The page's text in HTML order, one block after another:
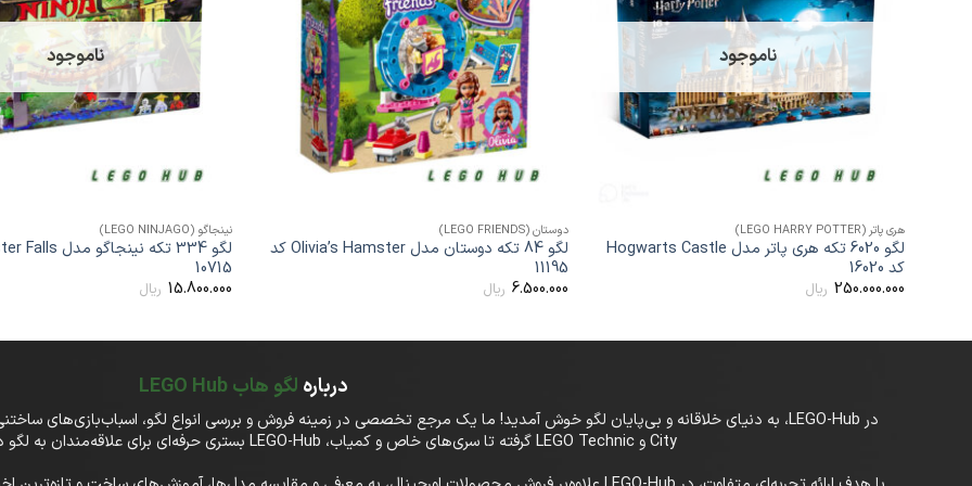
ناموجود
هری پاتر (LEGO HARRY POTTER)
لگو 6020 تکه هری پاتر مدل Hogwarts Castle
کد 16020
250.000.000 ریال
دوستان (LEGO FRIENDS)
لگو 84 تکه دوستان مدل Olivia’s Hamster کد
11195
6.500.000 ریال
ناموجود
نینجاگو (LEGO NINJAGO)
10715
15.800.000 ریال
درباره لگو هاب LEGO Hub
City و LEGO Technic گرفته تا سری‌های خاص و کمیاب، LEGO-Hub بستری حرفه‌ای برای علاقه‌مندان به لگو در تمام سنین فراهم کرده است.